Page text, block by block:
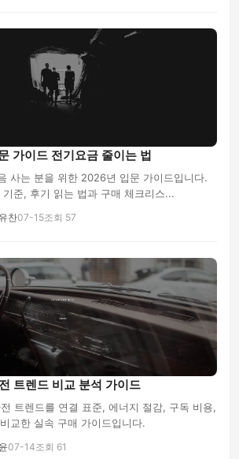
가이드 전기요금 줄이는 법
사는 분을 위한 2026년 입문 가이드입니다.
준, 후기 읽는 법과 구매 체크리스...
찬07-15조회 57
트렌드 비교 분석 가이드
트렌드를 연결 표준, 에너지 절감, 구독 비용,
교한 실속 구매 가이드입니다.
07-14조회 61